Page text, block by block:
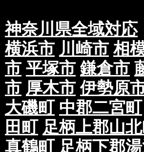
神奈川県全域対応
横浜市 川崎市 相
市 平塚市 鎌倉市
市 厚木市 伊勢原
大磯町 中郡二宮町
田町 足柄上郡山
真鶴町 足柄下郡